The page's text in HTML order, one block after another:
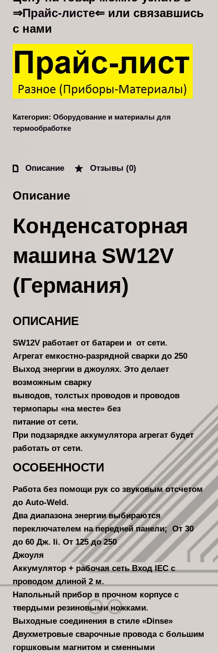
⇒Прайс-листе⇐ или связавшись
с нами
Категория:Оборудование и материалы для
термообработке
Описание Отзывы (0)
Описание
Конденсаторная
машина SW12V
(Германия)
ОПИСАНИЕ
SW12V работает от батареи и от сети.
Агрегат емкостно-разрядной сварки до 250
Выход энергии в джоулях. Это делает
возможным сварку
выводов, толстых проводов и проводов
термопары «на месте» без
питание от сети.
При подзарядке аккумулятора агрегат будет
работать от сети.
ОСОБЕННОСТИ
Работа без помощи рук со звуковым отсчетом
до Auto-Weld.
Два диапазона энергии выбираются
переключателем на передней панели; От 30
до 60 Дж. Ii. От 125 до 250
Джоуля
Аккумулятор + рабочая сеть Вход IEC с
проводом длиной 2 м.
Напольный прибор в прочном корпусе с
твердыми резиновыми ножками.
Выходные соединения в стиле «Dinse»
Двухметровые сварочные провода с большим
горшковым магнитом и сменными